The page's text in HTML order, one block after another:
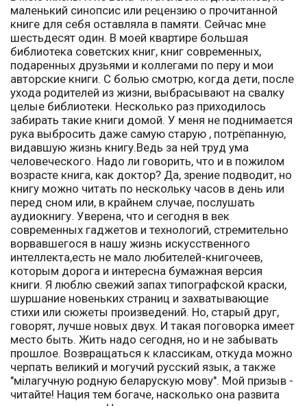
маленький синопсис или рецензию о прочитанной
книге для себя оставляла в памяти. Сейчас мне
шестьдесят один. В моей квартире большая
библиотека советских книг, книг современных,
подаренных друзьями и коллегами по перу и мои
авторские книги. С болью смотрю, когда дети, после
ухода родителей из жизни, выбрасывают на свалку
целые библиотеки. Несколько раз приходилось
забирать такие книги домой. У меня не поднимается
рука выбросить даже самую старую , потрёпанную,
видавшую жизнь книгу.Ведь за ней труд ума
человеческого. Надо ли говорить, что и в пожилом
возрасте книга, как доктор? Да, зрение подводит, но
книгу можно читать по нескольку часов в день или
перед сном или, в крайнем случае, послушать
аудиокнигу. Уверена, что и сегодня в век
современных гаджетов и технологий, стремительно
ворвавшегося в нашу жизнь искусственного
интеллекта,есть не мало любителей-книгочеев,
которым дорога и интересна бумажная версия
книги. Я люблю свежий запах типографской краски,
шуршание новеньких страниц и захватывающие
стихи или сюжеты произведений. Но, старый друг,
говорят, лучше новых двух. И такая поговорка имеет
место быть. Жить надо сегодня, но и не забывать
прошлое. Возвращаться к классикам, откуда можно
черпать великий и могучий русский язык, а также
"мілагучную родную беларускую мову". Мой призыв -
читайте! Нация тем богаче, насколько она развита